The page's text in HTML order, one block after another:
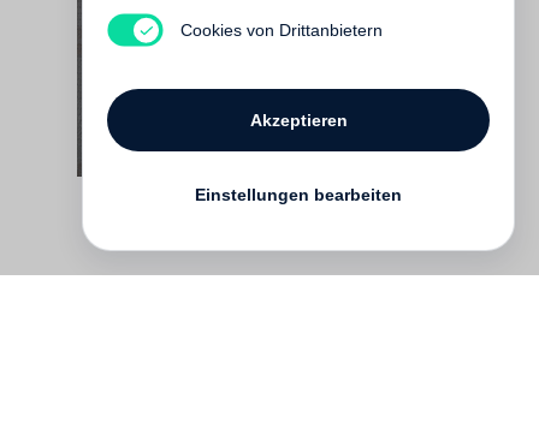
Cookies von Drittanbietern
Akzeptieren
Einstellungen bearbeiten